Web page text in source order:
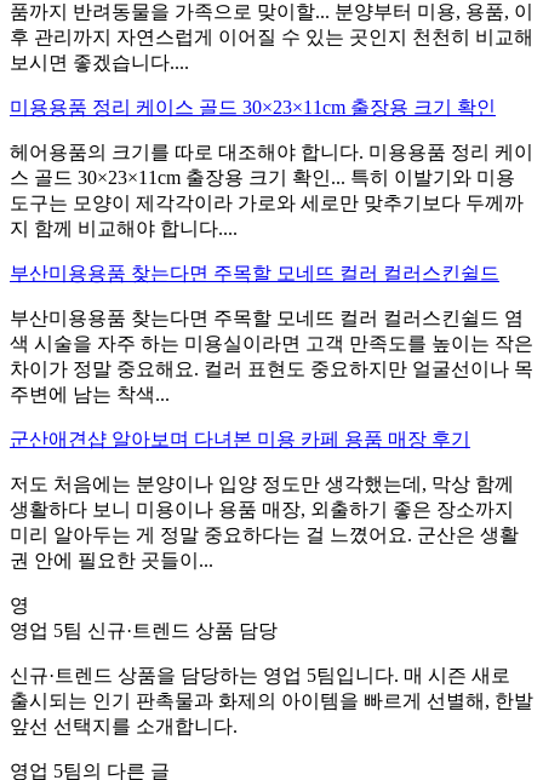
품까지 반려동물을 가족으로 맞이할... 분양부터 미용, 용품, 이
후 관리까지 자연스럽게 이어질 수 있는 곳인지 천천히 비교해
보시면 좋겠습니다....
미용용품 정리 케이스 골드 30×23×11cm 출장용 크기 확인
헤어용품의 크기를 따로 대조해야 합니다. 미용용품 정리 케이
스 골드 30×23×11cm 출장용 크기 확인... 특히 이발기와 미용
도구는 모양이 제각각이라 가로와 세로만 맞추기보다 두께까
지 함께 비교해야 합니다....
부산미용용품 찾는다면 주목할 모네뜨 컬러 컬러스킨쉴드
부산미용용품 찾는다면 주목할 모네뜨 컬러 컬러스킨쉴드 염
색 시술을 자주 하는 미용실이라면 고객 만족도를 높이는 작은
차이가 정말 중요해요. 컬러 표현도 중요하지만 얼굴선이나 목
주변에 남는 착색...
군산애견샵 알아보며 다녀본 미용 카페 용품 매장 후기
저도 처음에는 분양이나 입양 정도만 생각했는데, 막상 함께
생활하다 보니 미용이나 용품 매장, 외출하기 좋은 장소까지
미리 알아두는 게 정말 중요하다는 걸 느꼈어요. 군산은 생활
권 안에 필요한 곳들이...
영
영업 5팀 신규·트렌드 상품 담당
신규·트렌드 상품을 담당하는 영업 5팀입니다. 매 시즌 새로
출시되는 인기 판촉물과 화제의 아이템을 빠르게 선별해, 한발
앞선 선택지를 소개합니다.
영업 5팀의 다른 글